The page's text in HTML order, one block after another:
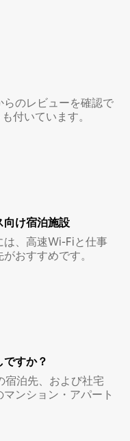
のレビューを確認で
付いています。
向⁠け宿⁠泊⁠施⁠設
は、高速Wi-Fiと仕事
おすすめです。
すか？
泊先、および社宅
ンション・アパート